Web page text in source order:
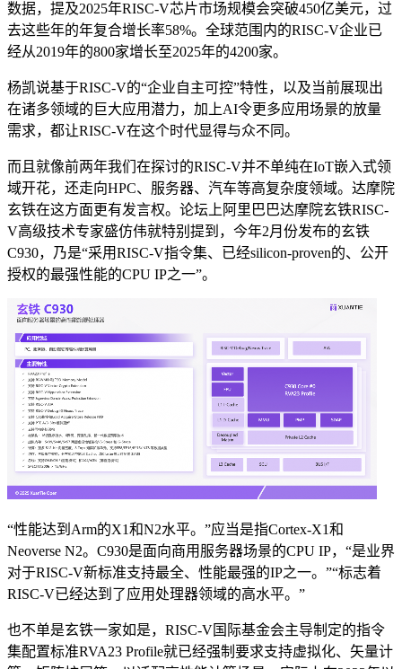
数据，提及2025年RISC-V芯片市场规模会突破450亿美元，过
去这些年的年复合增长率58%。全球范围内的RISC-V企业已
经从2019年的800家增长至2025年的4200家。
杨凯说基于RISC-V的“企业自主可控”特性，以及当前展现出
在诸多领域的巨大应用潜力，加上AI令更多应用场景的放量
需求，都让RISC-V在这个时代显得与众不同。
而且就像前两年我们在探讨的RISC-V并不单纯在IoT嵌入式领
域开花，还走向HPC、服务器、汽车等高复杂度领域。达摩院
玄铁在这方面更有发言权。论坛上阿里巴巴达摩院玄铁RISC-
V高级技术专家盛仿伟就特别提到，今年2月份发布的玄铁
C930，乃是“采用RISC-V指令集、已经silicon-proven的、公开
授权的最强性能的CPU IP之一”。
“性能达到Arm的X1和N2水平。”应当是指Cortex-X1和
Neoverse N2。C930是面向商用服务器场景的CPU IP，“是业界
对于RISC-V新标准支持最全、性能最强的IP之一。”“标志着
RISC-V已经达到了应用处理器领域的高水平。”
也不单是玄铁一家如是，RISC-V国际基金会主导制定的指令
集配置标准RVA23 Profile就已经强制要求支持虚拟化、矢量计